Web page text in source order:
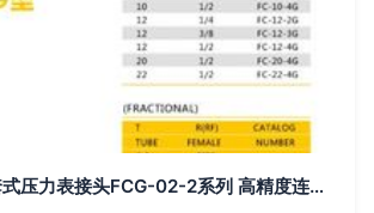
供应不锈钢卡套式压力表接头FCG-02-2系列 高精度连接方案的气动与液压应用分析